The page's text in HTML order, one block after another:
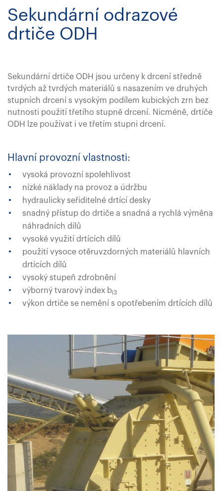
Sekundární odrazové
drtiče ODH
Sekundární drtiče ODH jsou určeny k drcení středně
tvrdých až tvrdých materiálů s nasazením ve druhých
stupních drcení s vysokým podílem kubických zrn bez
nutnosti použití třetího stupně drcení. Nicméně, drtiče
ODH lze používat i ve třetím stupni drcení.
Hlavní provozní vlastnosti:
vysoká provozní spolehlivost
nízké náklady na provoz a údržbu
hydraulicky seřiditelné drtící desky
snadný přístup do drtiče a snadná a rychlá výměna
náhradních dílů
vysoké využití drtících dílů
použití vysoce otěruvzdorných materiálů hlavních
drtících dílů
vysoký stupeň zdrobnění
výborný tvarový index bi3
výkon drtiče se nemění s opotřebením drtících dílů